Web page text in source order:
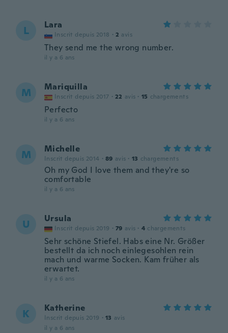
L Lara
Inscrit depuis 2018 · 2 avis
They send me the wrong number.
il y a 6 ans
M Mariquilla
Inscrit depuis 2017 · 22 avis · 15 chargements
Perfecto
il y a 6 ans
M Michelle
Inscrit depuis 2014 · 89 avis · 13 chargements
Oh my God I love them and they're so
comfortable
il y a 6 ans
U Ursula
Inscrit depuis 2019 · 79 avis · 4 chargements
Sehr schöne Stiefel. Habs eine Nr. Größer
bestellt da ich noch einlegesohlen rein
mach und warme Socken. Kam früher als
erwartet.
il y a 6 ans
K Katherine
Inscrit depuis 2019 · 13 avis
il y a 6 ans